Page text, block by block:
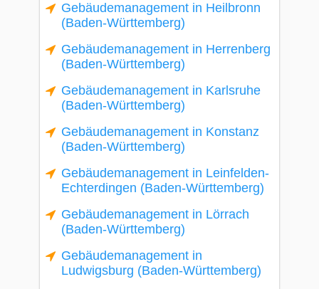
Gebäudemanagement in Heilbronn
(Baden-Württemberg)
Gebäudemanagement in Herrenberg
(Baden-Württemberg)
Gebäudemanagement in Karlsruhe
(Baden-Württemberg)
Gebäudemanagement in Konstanz
(Baden-Württemberg)
Gebäudemanagement in Leinfelden-
Echterdingen (Baden-Württemberg)
Gebäudemanagement in Lörrach
(Baden-Württemberg)
Gebäudemanagement in
Ludwigsburg (Baden-Württemberg)